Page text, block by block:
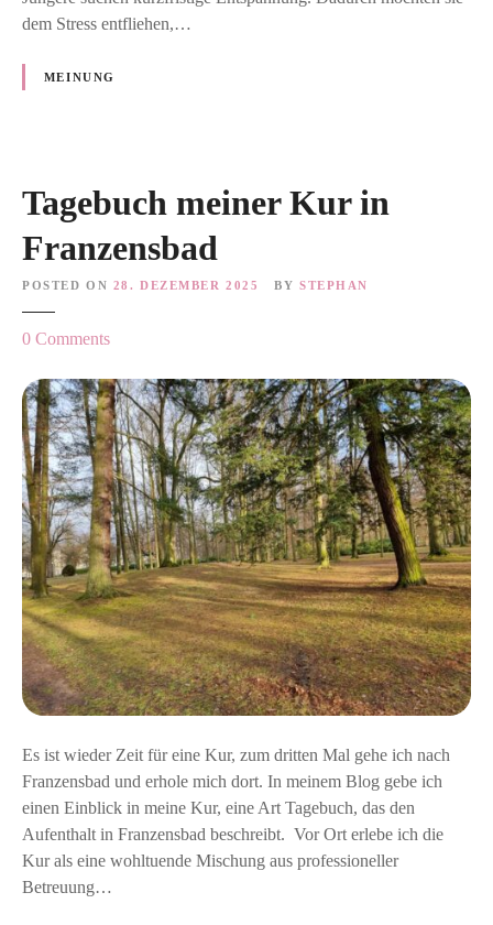
e
H
n
g
n
L
f
e
s
t
y
l
e
dem Stress entfliehen,…
MEINUNG
Tagebuch meiner Kur in
Franzensbad
POSTED ON 28. DEZEMBER 2025 BY STEPHAN
0 Commentso
T
a
g
e
b
u
c
h
m
e
i
n
e
K
u
r
i
n
F
Es ist wieder Zeit für eine Kur, zum dritten Mal gehe ich nach
Franzensbad und erhole mich dort. In meinem Blog gebe ich
einen Einblick in meine Kur, eine Art Tagebuch, das den
Aufenthalt in Franzensbad beschreibt. Vor Ort erlebe ich die
Kur als eine wohltuende Mischung aus professioneller
Betreuung…